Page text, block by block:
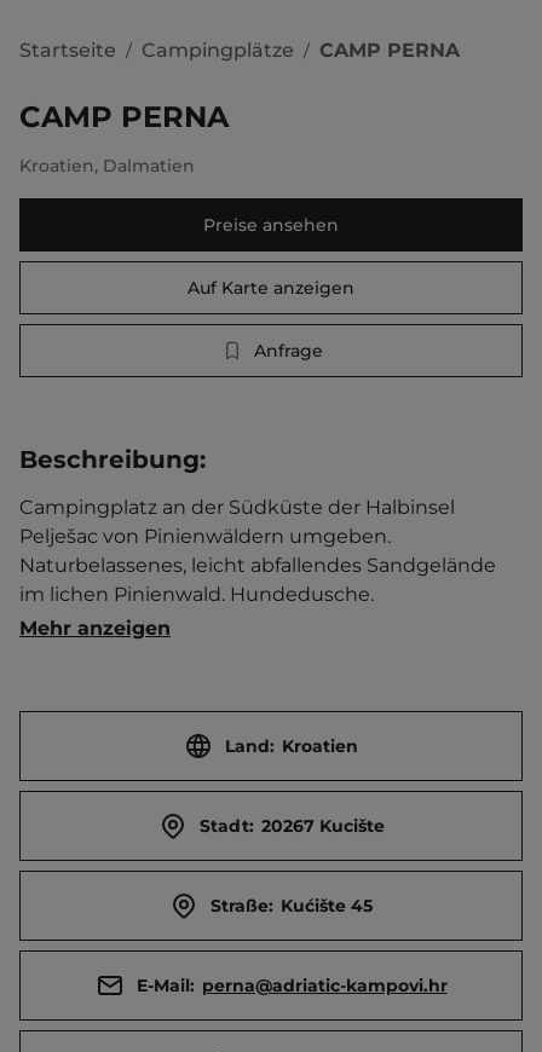
Startseite / Campingplätze / CAMP PERNA
CAMP PERNA
Kroatien, Dalmatien
Preise ansehen
Auf Karte anzeigen
Anfrage
Beschreibung:
Campingplatz an der Südküste der Halbinsel
Pelješac von Pinienwäldern umgeben.
Naturbelassenes, leicht abfallendes Sandgelände
im lichen Pinienwald. Hundedusche.
Brötchenservice.   Ort (Orebić) 4 km entfernt.
Mehr anzeigen
Land: Kroatien
Stadt: 20267 Kucište
Straße: Kućište 45
E-Mail: perna@adriatic-kampovi.hr